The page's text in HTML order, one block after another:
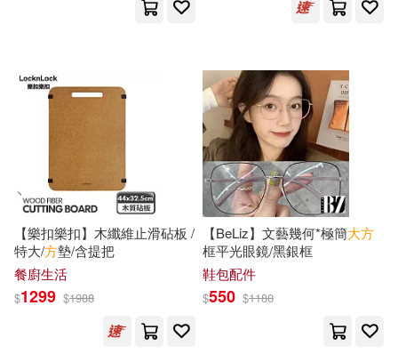
趙世瑜(3) 趙嗣滄(3)
郭為祿，葉青（主編）(3)
釋迦牟尼佛(3) 金彥庭(3)
鍾育騰(3) 陳允斌(3)
陳自明(3) 雨野六月(3)
知識產權出版社(8)
財經錢線文化有限公司(8)
高寶(8)
PCuSER電腦人文化(7)
【樂扣樂扣】木纖維止滑砧板 /
特大/方墊/含提把
餐廚生活
$1299 $1988
【BeLiz】文藝幾何*極簡大方
框平光眼鏡/黑銀框
鞋包配件
$550 $1180